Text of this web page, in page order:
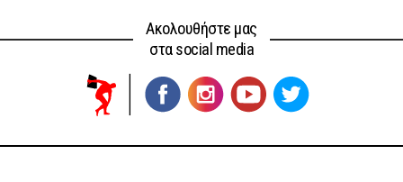
Ακολουθήστε μας
στα social media